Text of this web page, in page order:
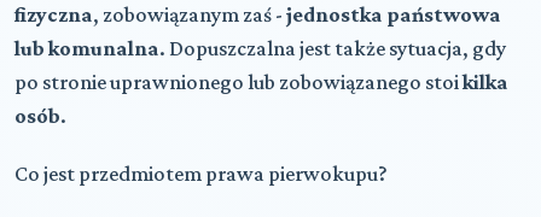
fizyczna, zobowiązanym zaś - jednostka państwowa
lub komunalna. Dopuszczalna jest także sytuacja, gdy
po stronie uprawnionego lub zobowiązanego stoikilka
osób.
Co jest przedmiotem prawa pierwokupu?